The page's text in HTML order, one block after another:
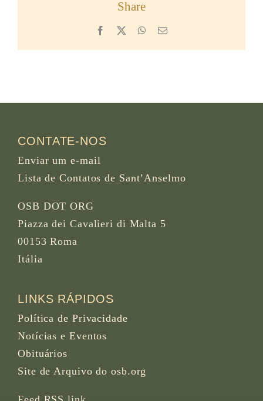
Share
Facebook WhatsApp
Email
CONTATE-NOS
Enviar um e-mail
Lista de Contatos de Sant’Anselmo
OSB DOT ORG
Piazza dei Cavalieri di Malta 5
00153 Roma
Itália
LINKS RÁPIDOS
Política de Privacidade
Notícias e Eventos
Obituários
Site de Arquivo do osb.org